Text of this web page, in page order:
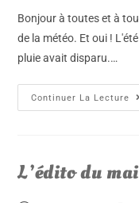
Bonjour à toutes et à
de la météo. Et oui !
pluie avait disparu.…
Continuer La Lecture
L’édito du